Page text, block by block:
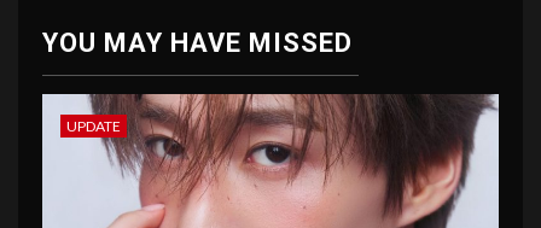
YOU MAY HAVE MISSED
UPDATE